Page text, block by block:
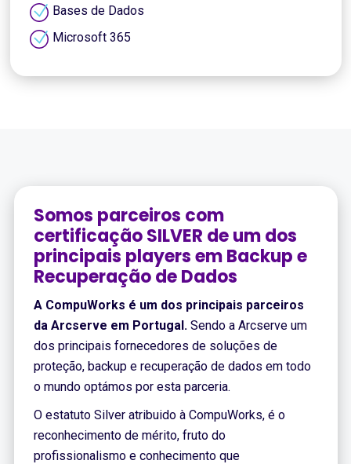
Bases de Dados
Microsoft 365
Somos parceiros com
certificação SILVER de um dos
principais players em Backup e
Recuperação de Dados
A CompuWorks é um dos principais parceiros
da Arcserve em Portugal. Sendo a Arcserve um
dos principais fornecedores de soluções de
proteção, backup e recuperação de dados em todo
o mundo optámos por esta parceria.
O estatuto Silver atribuido à CompuWorks, é o
reconhecimento de mérito, fruto do
profissionalismo e conhecimento que